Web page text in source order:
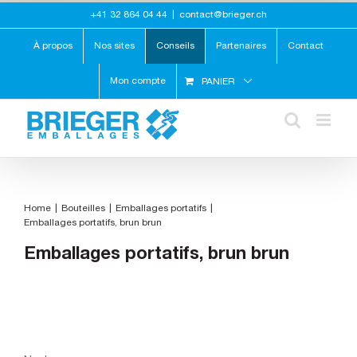
content
+41 32 864 04 44 contact@brieger.ch
À propos Nos sites Conseils Partenaires Contact
Mon compte PANIER
Home Bouteilles
Emballages portatifs
Emballages portatifs, brun brun
Emballages portatifs, brun brun